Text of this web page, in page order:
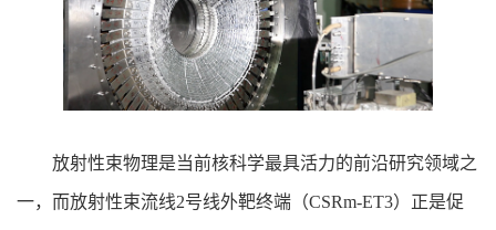
放射性束物理是当前核科学最具活力的前沿研究领域之
一，而放射性束流线2号线外靶终端（CSRm-ET3）正是促